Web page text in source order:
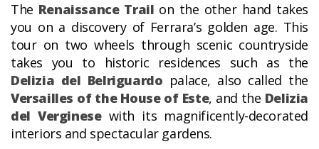
The Renaissance Trail on the other hand takes
you on a discovery of Ferrara’s golden age. This
tour on two wheels through scenic countryside
takes you to historic residences such as the
Delizia del Belriguardo palace, also called the
Versailles of the House of Este, and the Delizia
del Verginesewith its magnificently-decorated
interiors and spectacular gardens.